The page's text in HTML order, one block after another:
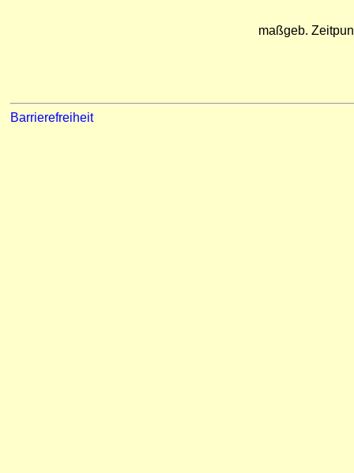
maßgeb.
Barrierefreiheit